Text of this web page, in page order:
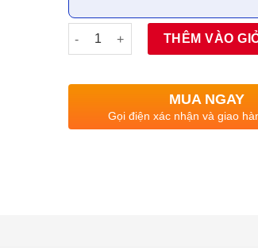
Số lượng THÊM VÀO
MUA NGAY
Gọi điện xác nhận và giao